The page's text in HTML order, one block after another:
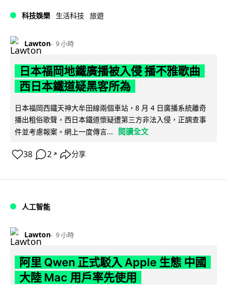
科技娛樂 生活科技 旅遊
Lawton 9 小時
日本福岡地鐵廣播被入侵 播不雅歌曲
西日本鐵道疑黑客所為
日本福岡西鐵天神大牟田線兩個車站，8 月 4 日廣播系統離奇
播出粗俗歌聲，西日本鐵道懷疑遭第三方非法入侵，正調查事
件並考慮報案。網上一度傳言...
閱讀全文
38 2 ↗ 分享
人工智能
Lawton 9 小時
阿里 Qwen 正式駁入 Apple 生態 中國
大陸 Mac 用戶率先使用